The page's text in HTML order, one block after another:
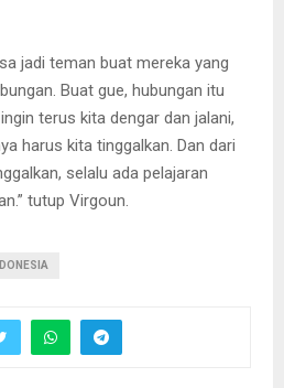
jadi teman buat mereka yang
Buat gue, hubungan itu
terus kita dengar dan jalani,
harus kita tinggalkan. Dan dari
selalu ada pelajaran
tutup Virgoun.